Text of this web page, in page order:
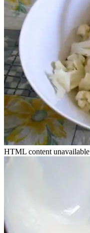
HTML content unavailable